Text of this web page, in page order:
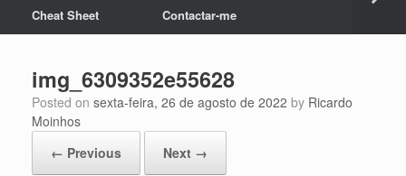
Cheat Sheet Contactar-me
img_6309352e55628
Posted on sexta-feira, 26 de agosto de 2022 by Ricardo
Moinhos
← Previous
Next →